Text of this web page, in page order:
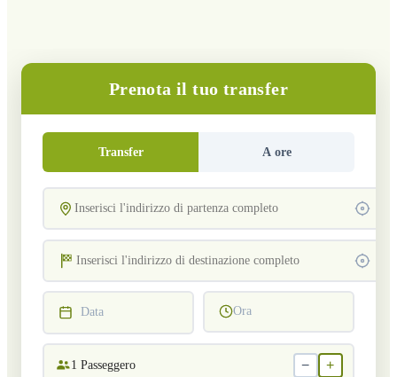
Prenota il tuo transfer
Transfer A ore
Data Ora
1 Passeggero − +